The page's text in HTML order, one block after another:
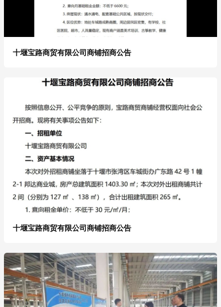
十堰宝路商贸有限公司商铺招商公告
十堰宝路商贸有限公司商铺招商公告